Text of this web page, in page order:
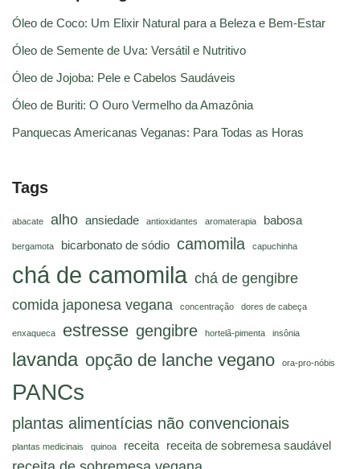
Óleo de Coco: Um Elixir Natural para a Beleza e Bem-Estar
Óleo de Semente de Uva: Versátil e Nutritivo
Óleo de Jojoba: Pele e Cabelos Saudáveis
Óleo de Buriti: O Ouro Vermelho da Amazônia
Panquecas Americanas Veganas: Para Todas as Horas
Tags
abacate alho ansiedade antioxidantes aromaterapia babosa
bergamota bicarbonato de sódio camomila capuchinha
chá de camomila chá de gengibre
comida japonesa vegana
concentração dores de cabeça
enxaqueca estresse gengibre hortelã-pimenta insônia
lavanda opção de lanche vegano ora-pro-nóbis
PANCs
plantas alimentícias não convencionais
plantas medicinais quinoa receita receita de sobremesa saudável